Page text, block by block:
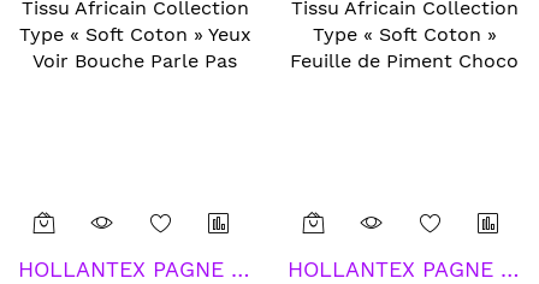
HOLLANTEX PAGNE Tissu Africain Collection Type « Soft Coton » Yeux Voir Bouche Parle Pas HOLLANTEX PAGNE Tissu Africain Collection Type « Soft Coton » Feuille de Piment Choco